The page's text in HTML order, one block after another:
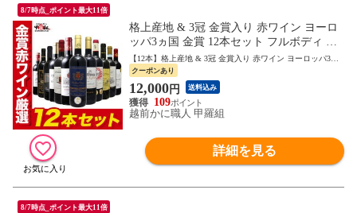
8/7時点_ポイント最大11倍
格上産地 & 3冠 金賞入り 赤ワイン ヨーロ
ッパ3ヵ国 金賞 12本セット フルボディ ミ
ディアムボディ フランス スペイン イタリ
ア 赤ワイン 12本 飲み比べ セット
【12本】格上産地 & 3冠 金賞入り 赤ワイン ヨーロッパ3ヵ
国 金賞
クーポンあり
12,000円 送料込み
109
越前かに職人 甲羅組
詳細を見る
8/7時点_ポイント最大11倍